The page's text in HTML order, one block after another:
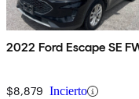
2022 Ford Escape SE
$8,879 Incierto